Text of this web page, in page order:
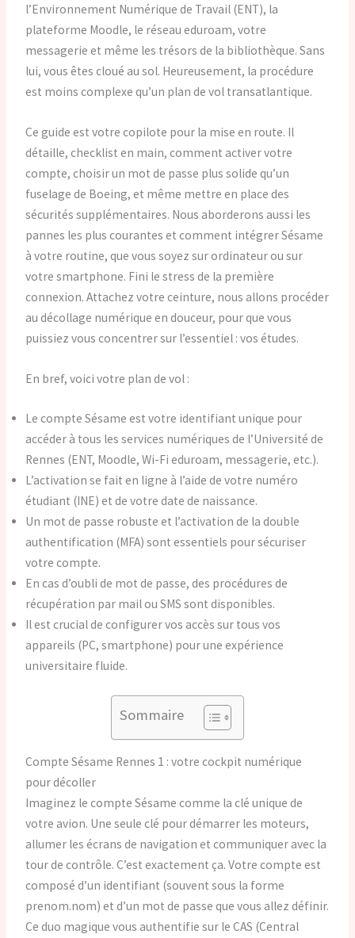
l’Environnement Numérique de Travail (ENT), la
plateforme Moodle, le réseau eduroam, votre
messagerie et même les trésors de la bibliothèque. Sans
lui, vous êtes cloué au sol. Heureusement, la procédure
est moins complexe qu’un plan de vol transatlantique.
Ce guide est votre copilote pour la mise en route. Il
détaille, checklist en main, comment activer votre
compte, choisir un mot de passe plus solide qu’un
fuselage de Boeing, et même mettre en place des
sécurités supplémentaires. Nous aborderons aussi les
pannes les plus courantes et comment intégrer Sésame
à votre routine, que vous soyez sur ordinateur ou sur
votre smartphone. Fini le stress de la première
connexion. Attachez votre ceinture, nous allons procéder
au décollage numérique en douceur, pour que vous
puissiez vous concentrer sur l’essentiel : vos études.
En bref, voici votre plan de vol :
Le compte Sésame est votre identifiant unique pour
accéder à tous les services numériques de l’Université de
Rennes (ENT, Moodle, Wi-Fi eduroam, messagerie, etc.).
L’activation se fait en ligne à l’aide de votre numéro
étudiant (INE) et de votre date de naissance.
Un mot de passe robuste et l’activation de la double
authentification (MFA) sont essentiels pour sécuriser
votre compte.
En cas d’oubli de mot de passe, des procédures de
récupération par mail ou SMS sont disponibles.
Il est crucial de configurer vos accès sur tous vos
appareils (PC, smartphone) pour une expérience
universitaire fluide.
Sommaire
Compte Sésame Rennes 1 : votre cockpit numérique
pour décoller
Imaginez le compte Sésame comme la clé unique de
votre avion. Une seule clé pour démarrer les moteurs,
allumer les écrans de navigation et communiquer avec la
tour de contrôle. C’est exactement ça. Votre compte est
composé d’un identifiant (souvent sous la forme
prenom.nom) et d’un mot de passe que vous allez définir.
Ce duo magique vous authentifie sur le CAS (Central